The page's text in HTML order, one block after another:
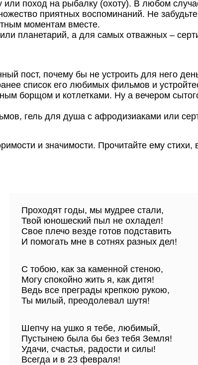
или поход на рыбалку (охоту). В любом
приятных воспоминаний. Не
моментам вместе.
планетарий, а для самых отважных –
пост, почему бы не устроить для него
список его любимых фильмов и
борщом и котлетками. Ну а вечером
гель для душа с афродизиаками или
и значимости. Прочитайте ему стихи,
Проходят годы, мы мудрее стали,
Твой юношеский пыл не охладел!
Свое плечо везде готов подставить
И помогать мне в сотнях разных дел!
С тобою, как за каменной стеною,
Могу спокойно жить я, как дитя!
Ведь все преграды крепкою рукою,
Ты милый, преодолевал шутя!
Шепчу на ушко я тебе, любимый,
Пустынею была бы без тебя Земля!
Удачи, счастья, радости и силы!
Всегда и в 23 февраля!